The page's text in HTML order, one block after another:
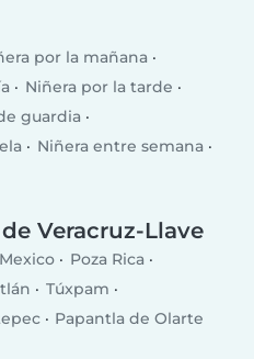
por la mañana
Niñera por la tarde
guardia
Niñera entre semana
Veracruz-Llave
Poza Rica
Túxpam
Papantla de Olarte